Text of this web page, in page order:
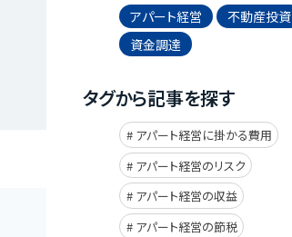
アパート経営
不動産投資
資金調達
タグから記事を探す
アパート経営に掛かる費用
アパート経営のリスク
アパート経営の収益
アパート経営の節税